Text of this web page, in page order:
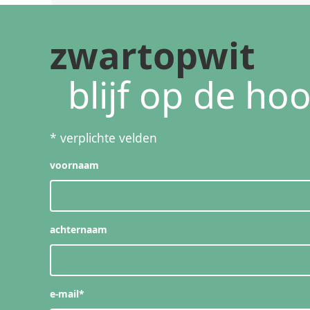
zwartopwit
blijf op de
* verplichte velden
voornaam
achternaam
e-mail*